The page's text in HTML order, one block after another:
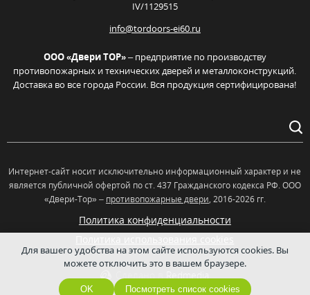
IV/1129515
info@tordoors-ei60.ru
ООО «Двери ТОР»– предприятие по производству
противопожарных и технических дверей и металлоконструкций.
Доставка во все города России. Вся продукция сертифицирована!
Интернет-сайт носит исключительно информационный характер и не
является публичной офертой по ст. 437 Гражданского кодекса РФ. OOO
«Двери-Тор» – противопожарные двери, 2016-2026 гг.
Политика конфиденциальности
Для вашего удобства на этом сайте используются cookies. Вы
можете отключить это в вашем браузере.
OK Посмотреть список cookies